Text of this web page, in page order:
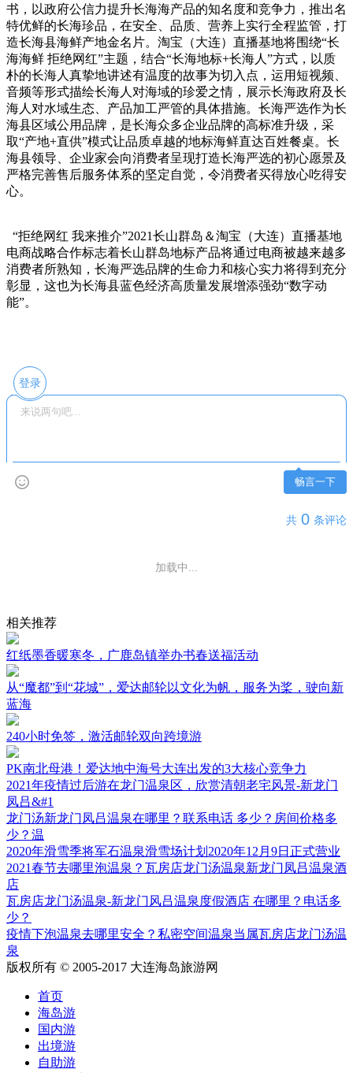
书，以政府公信力提升长海海产品的知名度和竞争力，推出名
特优鲜的长海珍品，在安全、品质、营养上实行全程监管，打
造长海县海鲜产地金名片。淘宝（大连）直播基地将围绕“长
海海鲜 拒绝网红”主题，结合“长海地标+长海人”方式，以质
朴的长海人真挚地讲述有温度的故事为切入点，运用短视频、
音频等形式描绘长海人对海域的珍爱之情，展示长海政府及长
海人对水域生态、产品加工严管的具体措施。长海严选作为长
海县区域公用品牌，是长海众多企业品牌的高标准升级，采
取“产地+直供”模式让品质卓越的地标海鲜直达百姓餐桌。长
海县领导、企业家会向消费者呈现打造长海严选的初心愿景及
严格完善售后服务体系的坚定自觉，令消费者买得放心吃得安
心。
“拒绝网红 我来推介”2021长山群岛＆淘宝（大连）直播基地
电商战略合作标志着长山群岛地标产品将通过电商被越来越多
消费者所熟知，长海严选品牌的生命力和核心实力将得到充分
彰显，这也为长海县蓝色经济高质量发展增添强劲“数字动
能”。
登录
畅言一下
共 0 条评论
加载中...
相关推荐
红纸墨香暖寒冬，广鹿岛镇举办书春送福活动
从“魔都”到“花城”，爱达邮轮以文化为帆，服务为桨，驶向新
蓝海
240小时免签，激活邮轮双向跨境游
PK南北母港！爱达地中海号大连出发的3大核心竞争力
2021年疫情过后游在龙门温泉区，欣赏清朝老宅风景-新龙门
凤吕&#1
龙门汤新龙门凤吕温泉在哪里？联系电话 多少？房间价格多
少？温
2020年滑雪季将军石温泉滑雪场计划2020年12月9日正式营业
2021春节去哪里泡温泉？瓦房店龙门汤温泉新龙门凤吕温泉酒
店
瓦房店龙门汤温泉-新龙门风吕温泉度假酒店 在哪里？电话多
少？
疫情下泡温泉去哪里安全？私密空间温泉当属瓦房店龙门汤温
泉
版权所有 © 2005-2017 大连海岛旅游网
首页
海岛游
国内游
出境游
自助游